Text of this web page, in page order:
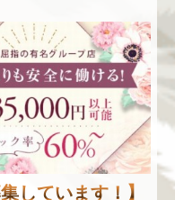
しています！】